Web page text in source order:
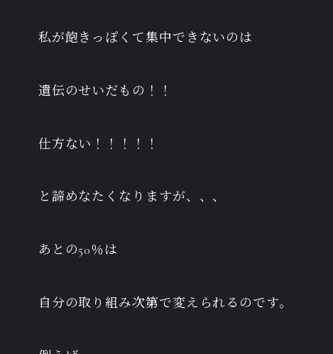
私が飽きっぽくて集中できないのは
遺伝のせいだもの！！
仕方ない！！！！！
と諦めなたくなりますが、、、
あとの50％は
自分の取り組み次第で変えられるのです。